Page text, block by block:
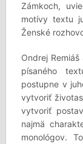
Zámkoch,
motívy textu
Ženské
Ondrej
písaného
postupne v
vytvoriť
vytvoriť
najmä
monológov.